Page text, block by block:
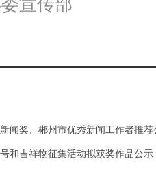
宣传部
闻奖、郴州市优秀新闻工作者推荐
和吉祥物征集活动拟获奖作品公示